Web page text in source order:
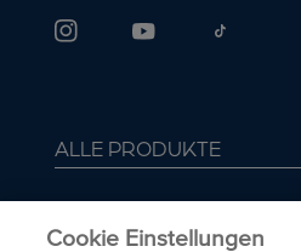
ALLE PRODUKTE
Cookie Einstellungen